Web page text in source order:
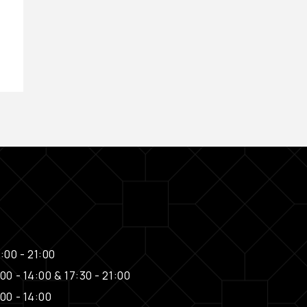
- 21:00
- 14:00 & 17:30 - 21:00
- 14:00